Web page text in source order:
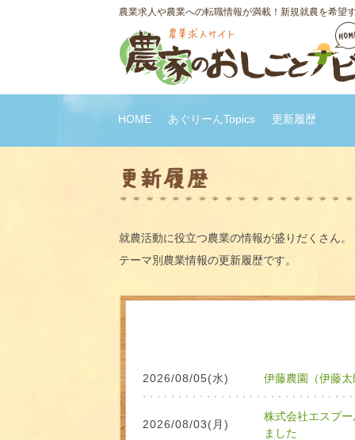
農業求人や農業への転職情報が満載！新規就農を希望
HOME あぐりーんTopics 更新履歴
就農活動に役立つ農業の情報が盛りだくさん。
テーマ別農業情報の更新履歴です。
2026/08/05(水) 伊藤農園（伊藤
2026/08/03(月)
株式会社エスプ
ました